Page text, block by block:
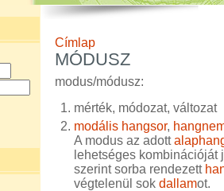
Címlap
MÓDUSZ
modus/módusz:
mérték, módozat, változat
modális hangsor,
A modus az adott
lehetséges kombinációját
szerint sorba rendezett
végtelenül sok dallamot.